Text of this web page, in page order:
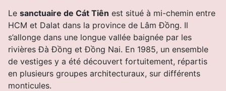
Le sanctuaire de Cát Tiên est situé à mi-chemin entre
HCM et Dalat dans la province de Lâm Đồng. Il
s’allonge dans une longue vallée baignée par les
rivières Đà Đồng et Đồng Nai. En 1985, un ensemble
de vestiges y a été découvert fortuitement, répartis
en plusieurs groupes architecturaux, sur différents
monticules.